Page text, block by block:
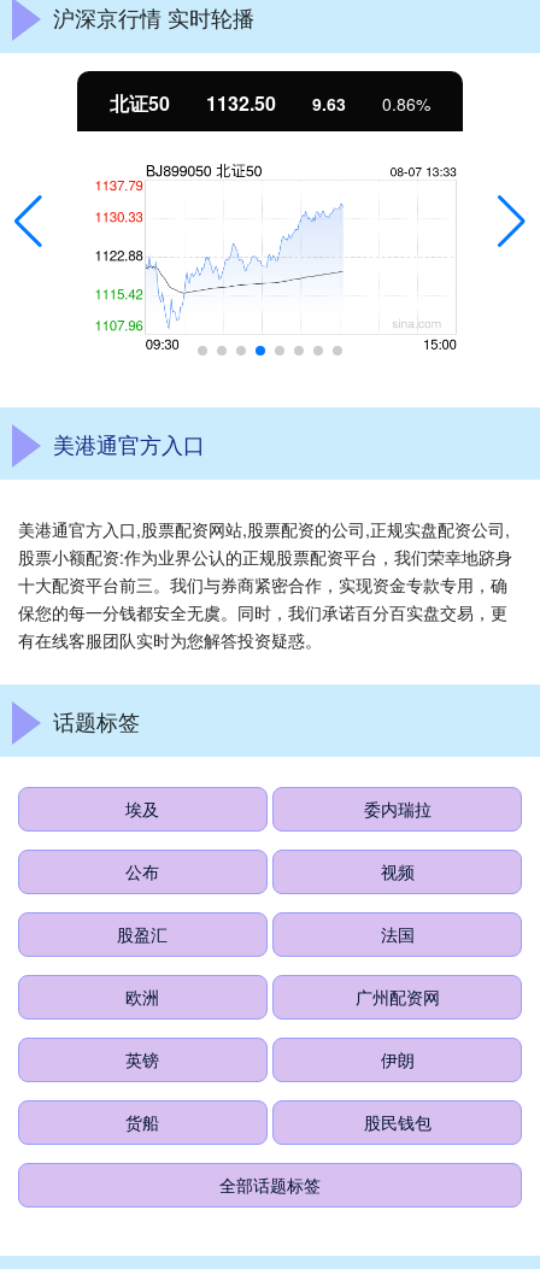
沪深京行情 实时轮播
北证50 1132.50 9.63 0.86%
美港通官方入口
美港通官方入口,股票配资网站,股票配资的公司,正规实盘配资公司,
股票小额配资:作为业界公认的正规股票配资平台，我们荣幸地跻身
十大配资平台前三。我们与券商紧密合作，实现资金专款专用，确
保您的每一分钱都安全无虞。同时，我们承诺百分百实盘交易，更
有在线客服团队实时为您解答投资疑惑。
话题标签
埃及 委内瑞拉
公布 视频
股盈汇 法国
欧洲 广州配资网
英镑 伊朗
货船 股民钱包
全部话题标签